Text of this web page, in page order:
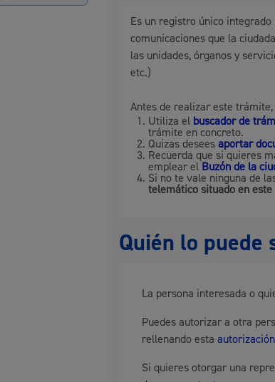
Es un registro único
comunicaciones que la
las unidades, órganos y
etc.)
Antes de realizar este trámite,
Utiliza el buscador de
trámite en concreto.
Quizas deseesaportar
Recuerda que si quieres
emplear el Buzón de la
Si no te vale ninguna de
telemático situado en
Quién lo puede
La persona interesada o
Puedes autorizar a otra
rellenando esta
Si quieres otorgar una